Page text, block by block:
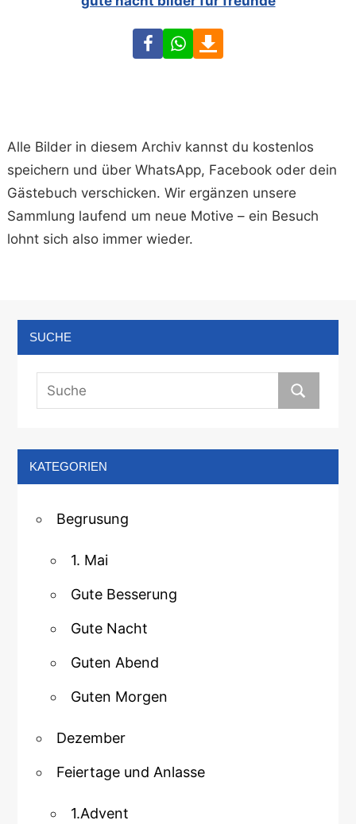
FacebookWhatsApp
Alle Bilder in diesem Archiv kannst du kostenlos
speichern und über WhatsApp, Facebook oder dein
Gästebuch verschicken. Wir ergänzen unsere
Sammlung laufend um neue Motive – ein Besuch
lohnt sich also immer wieder.
SUCHE
KATEGORIEN
Begrusung
1. Mai
Gute Besserung
Gute Nacht
Guten Abend
Guten Morgen
Dezember
Feiertage und Anlasse
1.Advent